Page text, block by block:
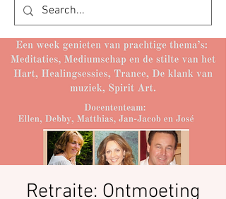
Retraite: Ontmoeting